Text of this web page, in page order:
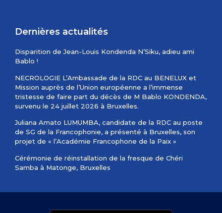
Dernières actualités
Disparition de Jean-Louis Kondenda N’Siku, adieu ami
Bablo !
NECROLOGIE L’Ambassade de la RDC au BENELUX et
Mission auprès de l’Union européenne a l’immense
tristesse de faire part du décès de M Bablo KONDENDA,
survenu le 24 juillet 2026 à Bruxelles.
Juliana Amato LUMUMBA, candidate de la RDC au poste
de SG de la Francophonie, a présenté à Bruxelles, son
projet de « l’Académie Francophone de la Paix »
Cérémonie de réinstallation de la fresque de Chéri
Samba à Matonge, Bruxelles